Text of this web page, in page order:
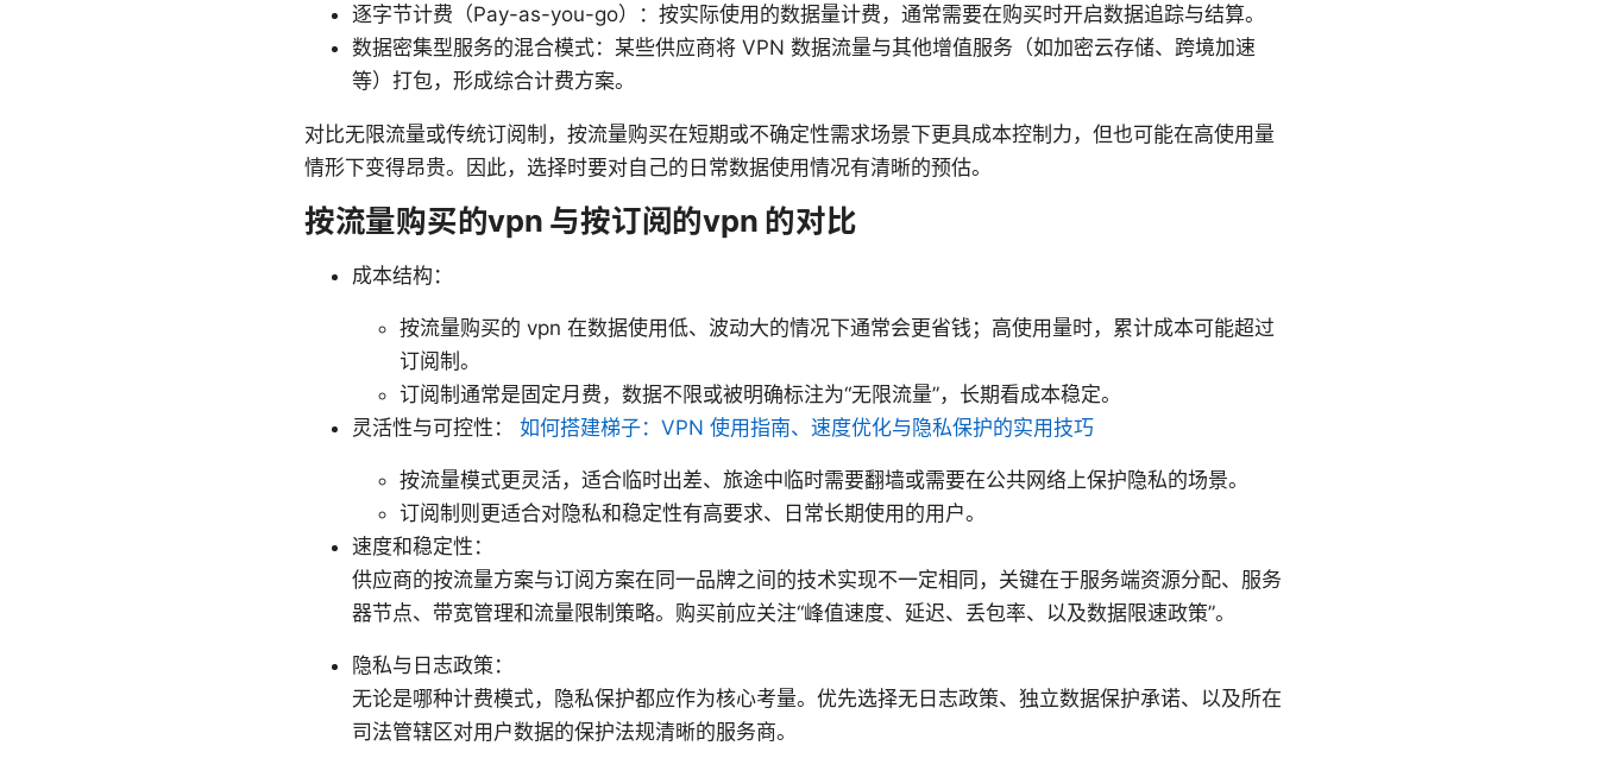
逐字节计费（Pay-as-you-go）：按实际使用的数据量计费，通常需要在购买时开启数据追踪与结算。
数据密集型服务的混合模式：某些供应商将 VPN 数据流量与其他增值服务（如加密云存储、跨境加速
等）打包，形成综合计费方案。
对比无限流量或传统订阅制，按流量购买在短期或不确定性需求场景下更具成本控制力，但也可能在高使用量
情形下变得昂贵。因此，选择时要对自己的日常数据使用情况有清晰的预估。
按流量购买的vpn 与按订阅的vpn 的对比
成本结构：
按流量购买的 vpn 在数据使用低、波动大的情况下通常会更省钱；高使用量时，累计成本可能超过
订阅制。
订阅制通常是固定月费，数据不限或被明确标注为“无限流量”，长期看成本稳定。
灵活性与可控性： 如何搭建梯子：VPN 使用指南、速度优化与隐私保护的实用技巧
按流量模式更灵活，适合临时出差、旅途中临时需要翻墙或需要在公共网络上保护隐私的场景。
订阅制则更适合对隐私和稳定性有高要求、日常长期使用的用户。
速度和稳定性：
供应商的按流量方案与订阅方案在同一品牌之间的技术实现不一定相同，关键在于服务端资源分配、服务
器节点、带宽管理和流量限制策略。购买前应关注“峰值速度、延迟、丢包率、以及数据限速政策”。
隐私与日志政策：
无论是哪种计费模式，隐私保护都应作为核心考量。优先选择无日志政策、独立数据保护承诺、以及所在
司法管辖区对用户数据的保护法规清晰的服务商。